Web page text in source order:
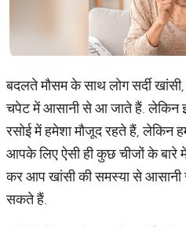
बदलते मौसम के साथ लोग सर्दी
चपेट में आसानी से आ जाते हैं. लेकिन
रसोई में हमेशा मौजूद रहते हैं, लेकिन
आपके लिए ऐसी ही कुछ चीजों के बारे
कर आप खांसी की समस्या से आसानी
सकते हैं.